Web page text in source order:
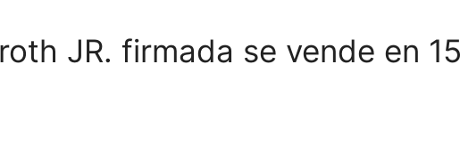
JR. firmada se vende en